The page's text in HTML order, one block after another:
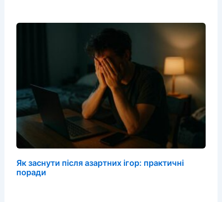
Як заснути після азартних ігор: практичні
поради